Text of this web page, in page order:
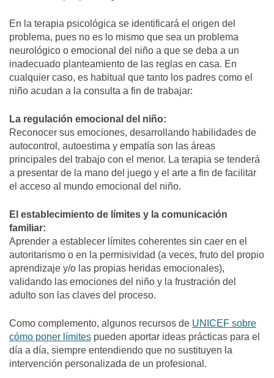
En la terapia psicológica se identificará el origen del
problema, pues no es lo mismo que sea un problema
neurológico o emocional del niño a que se deba a un
inadecuado planteamiento de las reglas en casa. En
cualquier caso, es habitual que tanto los padres como el
niño acudan a la consulta a fin de trabajar:
La regulación emocional del niño:
Reconocer sus emociones, desarrollando habilidades de
autocontrol, autoestima y empatía son las áreas
principales del trabajo con el menor. La terapia se tenderá
a presentar de la mano del juego y el arte a fin de facilitar
el acceso al mundo emocional del niño.
El establecimiento de límites y la comunicación
familiar:
Aprender a establecer límites coherentes sin caer en el
autoritarismo o en la permisividad (a veces, fruto del propio
aprendizaje y/o las propias heridas emocionales),
validando las emociones del niño y la frustración del
adulto son las claves del proceso.
Como complemento, algunos recursos de UNICEF sobre
cómo poner límites pueden aportar ideas prácticas para el
día a día, siempre entendiendo que no sustituyen la
intervención personalizada de un profesional.